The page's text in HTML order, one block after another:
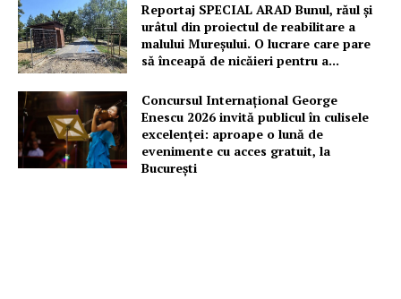
Reportaj SPECIAL ARAD Bunul, răul și
urâtul din proiectul de reabilitare a
malului Mureșului. O lucrare care pare
să înceapă de nicăieri pentru a...
Concursul Internațional George
Enescu 2026 invită publicul în culisele
excelenței: aproape o lună de
evenimente cu acces gratuit, la
București